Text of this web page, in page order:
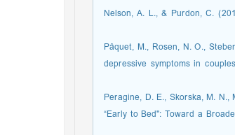
Nelson, A. L., & Purdon, C.
Pâquet, M., Rosen, N. O.,
depressive symptoms in
Peragine, D. E., Skorska, M.
“Early to Bed": Toward a